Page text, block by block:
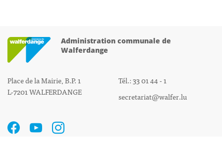
Administration communale de
Walferdange
Place de la Mairie, B.P. 1
L-7201 WALFERDANGE
Tél.: 33 01 44 - 1
secretariat@walfer.lu